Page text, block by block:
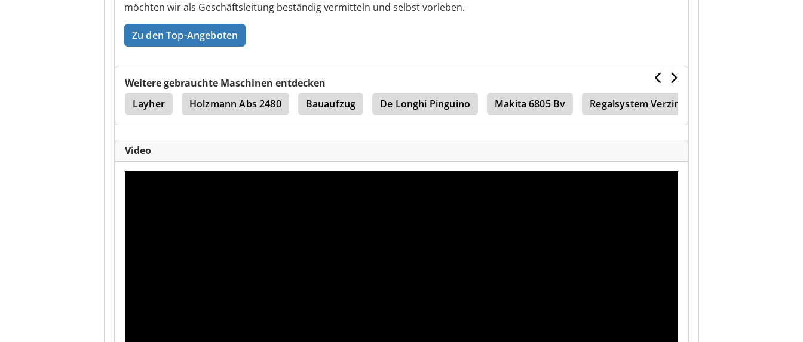
möchten wir als Geschäftsleitung beständig vermitteln und selbst vorleben.
Zu den Top-Angeboten
Weitere gebrauchte Maschinen entdecken
Layher
Holzmann Abs 2480 Bauaufzug De Longhi Pinguino Makita 6805 Bv Regalsystem Verzinkt
Video